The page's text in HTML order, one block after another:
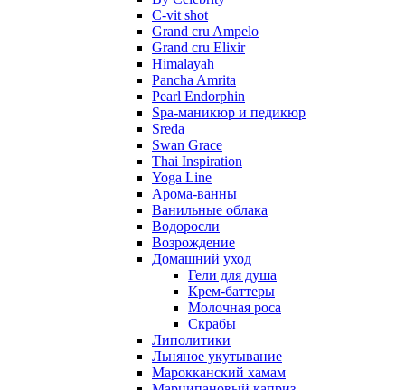
C-vit shot
Grand cru Ampelo
Grand сru Elixir
Himalayah
Pancha Amrita
Pearl Endorphin
Spa-маникюр и педикюр
Sreda
Swan Grace
Thai Inspiration
Yoga Line
Арома-ванны
Ванильные облака
Водоросли
Возрождение
Домашний уход
Гели для душа
Крем-баттеры
Молочная роса
Скрабы
Липолитики
Льняное укутывание
Марокканский хамам